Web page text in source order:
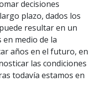
decisiones
plazo, dados los
resultar en un
medio de la
años en el futuro, en
las condiciones
todavía estamos en